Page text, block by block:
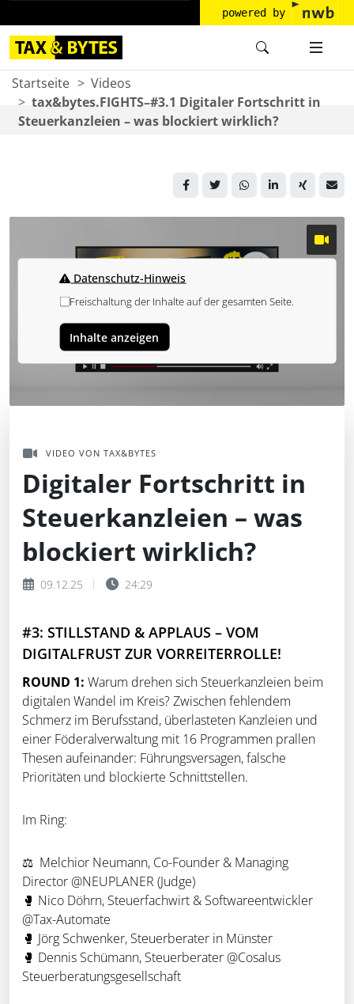
powered by
Startseite
Videos
tax&bytes.FIGHTS–#3.1 Digitaler Fortschritt in
Steuerkanzleien – was blockiert wirklich?
Datenschutz-Hinweis
Freischaltung der Inhalte auf der gesamten Seite.
Inhalte anzeigen
VIDEO VON TAX&BYTES
Digitaler Fortschritt in
Steuerkanzleien – was
blockiert wirklich?
09.12.25 24:29
#3: STILLSTAND & APPLAUS – VOM
DIGITALFRUST ZUR VORREITERROLLE!
ROUND 1: Warum drehen sich Steuerkanzleien beim
digitalen Wandel im Kreis? Zwischen fehlendem
Schmerz im Berufsstand, überlasteten Kanzleien und
einer Föderalverwaltung mit 16 Programmen prallen
Thesen aufeinander: Führungsversagen, falsche
Prioritäten und blockierte Schnittstellen.
Im Ring:
⚖ Melchior Neumann, Co-Founder & Managing
Director @NEUPLANER (Judge)
🥊 Nico Döhrn, Steuerfachwirt & Softwareentwickler
@Tax-Automate
🥊 Jörg Schwenker, Steuerberater in Münster
🥊 Dennis Schümann, Steuerberater @Cosalus
Steuerberatungsgesellschaft